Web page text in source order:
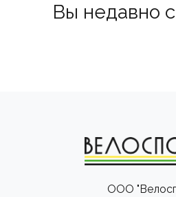
Вы недавно
ООО